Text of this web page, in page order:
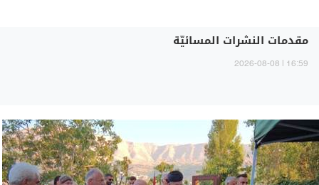
مقدمات النشرات المسائيّة
16:59 | 2026-08-08